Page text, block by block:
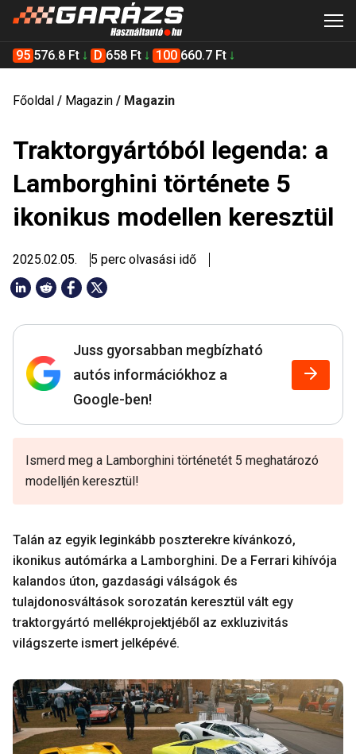
95 576.8 Ft D 658 Ft 100 660.7 Ft
Főoldal / Magazin / Magazin
Traktorgyártóból legenda: a
Lamborghini története 5
ikonikus modellen keresztül
2025.02.05. 5 perc olvasási idő
Juss gyorsabban megbízható
autós információkhoz a
Google-ben!
Ismerd meg a Lamborghini történetét 5 meghatározó
modelljén keresztül!
Talán az egyik leginkább poszterekre kívánkozó,
ikonikus autómárka a Lamborghini. De a Ferrari kihívója
kalandos úton, gazdasági válságok és
tulajdonosváltások sorozatán keresztül vált egy
traktorgyártó mellékprojektjéből az exkluzivitás
világszerte ismert jelképévé.